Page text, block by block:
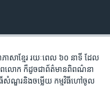
ាភាសា​ខ្មែរ​ រយៈ​ពេល​ ៦០​ នាទី ដែល​
ព​លោក ​ក៏ដូច​ជា​ព័ត៌មាន​ពិពណ៌នា
វិធី​​សំណួរ​និង​ចម្លើយ​ កម្ម​វិធី​ហៅ​ចូល​